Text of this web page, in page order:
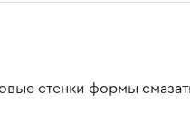
стенки формы